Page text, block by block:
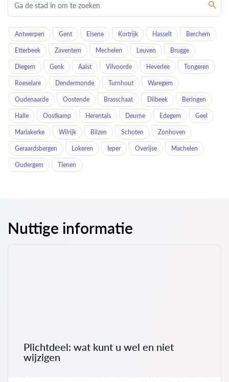
Antwerpen Gent Elsene Kortrijk Hasselt Berchem
Etterbeek Zaventem Mechelen Leuven Brugge
Diegem Genk Aalst Vilvoorde Heverlee Tongeren
Roeselare Dendermonde Turnhout Waregem
Oudenaarde Oostende Brasschaat Dilbeek Beringen
Halle Oostkamp Herentals Deurne Edegem Geel
Mariakerke Wilrijk Bilzen Schoten Zonhoven
Geraardsbergen Lokeren Ieper Overijse Machelen
Oudergem Tienen
Nuttige informatie
Plichtdeel: wat kunt u wel en niet
wijzigen